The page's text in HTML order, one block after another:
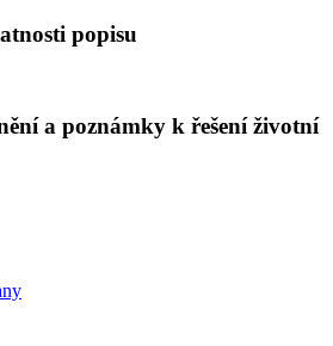
popisu
a poznámky k řešení životní